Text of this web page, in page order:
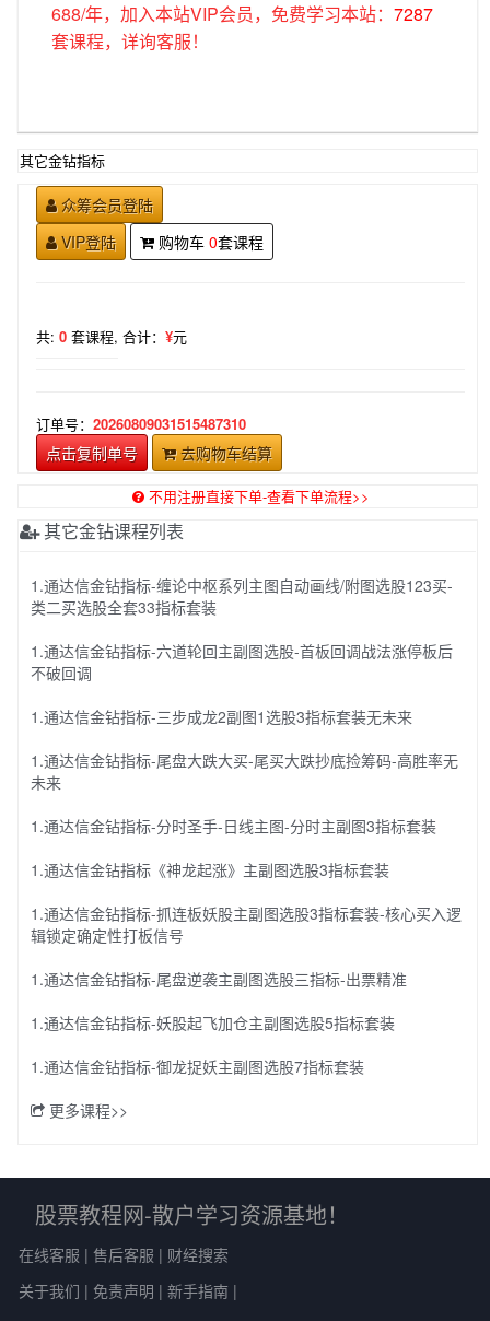
688/年，加入本站VIP会员，免费学习本站： 7287
套课程，详询客服！
其它金钻指标
众筹会员登陆
VIP登陆
购物车 0套课程
共: 0 套课程, 合计： ¥元
订单号： 20260809031515487310
点击复制单号 去购物车结算
不用注册直接下单-查看下单流程>>
其它金钻课程列表
1.通达信金钻指标-缠论中枢系列主图自动画线/附图选股123买-
类二买选股全套33指标套装
1.通达信金钻指标-六道轮回主副图选股-首板回调战法涨停板后
不破回调
1.通达信金钻指标-三步成龙2副图1选股3指标套装无未来
1.通达信金钻指标-尾盘大跌大买-尾买大跌抄底捡筹码-高胜率无
未来
1.通达信金钻指标-分时圣手-日线主图-分时主副图3指标套装
1.通达信金钻指标《神龙起涨》主副图选股3指标套装
1.通达信金钻指标-抓连板妖股主副图选股3指标套装-核心买入逻
辑锁定确定性打板信号
1.通达信金钻指标-尾盘逆袭主副图选股三指标-出票精准
1.通达信金钻指标-妖股起飞加仓主副图选股5指标套装
1.通达信金钻指标-御龙捉妖主副图选股7指标套装
更多课程>>
股票教程网-散户学习资源基地！
在线客服 | 售后客服 | 财经搜索
关于我们 | 免责声明 | 新手指南 |